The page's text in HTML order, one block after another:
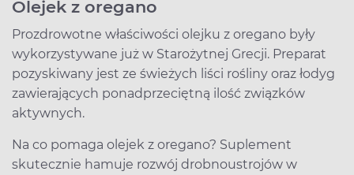
Olejek z oregano
Prozdrowotne właściwości olejku z oregano były
wykorzystywane już w Starożytnej Grecji. Preparat
pozyskiwany jest ze świeżych liści rośliny oraz łodyg
zawierających ponadprzeciętną ilość związków
aktywnych.
Na co pomaga olejek z oregano? Suplement
skutecznie hamuje rozwój drobnoustrojów w